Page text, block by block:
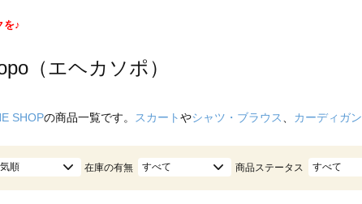
を♪
（エヘカソポ）
SHOPの商品一覧です。 スカートやシャツ・ブラウス カーディガン
順 在庫の有無 すべて 商品ステータス すべて